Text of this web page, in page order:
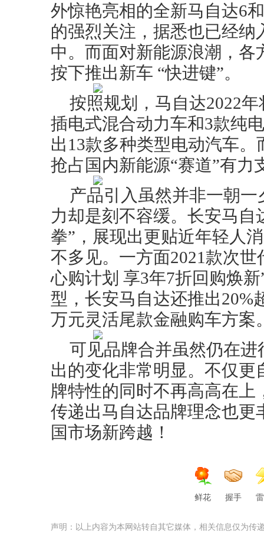
外惊艳亮相的全新马自达6
的强烈关注，据悉也已经
中。而面对新能源浪潮，
按下推出新车 “快进键”。
按照规划，马自达2022
插电式混合动力车和3款纯
出13款多种类型电动汽车
抢占国内新能源“赛道”有力
产品引入虽然并非一朝
力却是刻不容缓。长安马自
拳”，展现出更贴近年轻人
不多见。一方面2021款次
心购计划 享3年7折回购焕
型，长安马自达还推出20%
万元灵活尾款金融购车方案
可见品牌合并虽然仍在
出的变化非常明显。不仅
牌特性的同时不再高高在
传递出马自达品牌理念也
国市场新跨越！
鲜花 握手
声明：以上内容为本网站转自其它媒体，相关信息仅为传